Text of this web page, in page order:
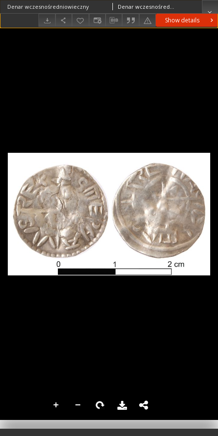
Show details
Denar wczesnośredniowieczny Denar wczesnośredniowieczny 997-1038 r.